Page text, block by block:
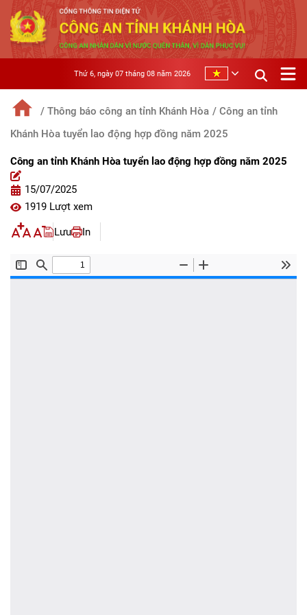
Thứ 6, ngày 07 tháng 08 năm 2026
/ Thông báo công an tỉnh Khánh Hòa / Công an tỉnh
Khánh Hòa tuyển lao động hợp đồng năm 2025
Công an tỉnh Khánh Hòa tuyển lao động hợp đồng năm 2025
15/07/2025
1919 Lượt xem
Lưu In